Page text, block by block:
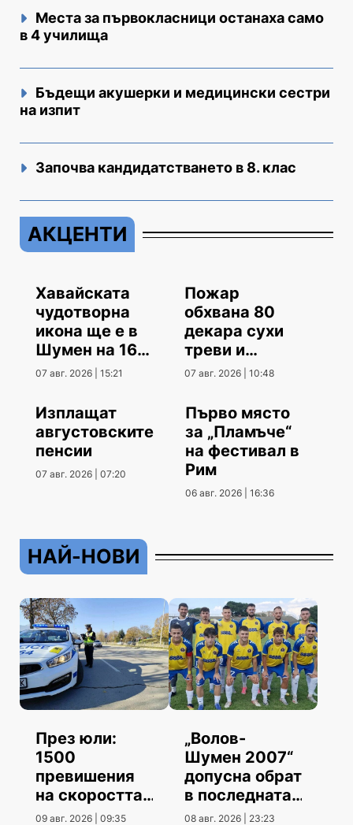
Места за първокласници останаха само
в 4 училища
Бъдещи акушерки и медицински сестри
на изпит
Започва кандидатстването в 8. клас
АКЦЕНТИ
Хавайската
чудотворна
икона ще е в
Шумен на 16
август
07 авг. 2026 | 15:21
Пожар
обхвана 80
декара сухи
треви и
храсти
07 авг. 2026 | 10:48
Изплащат
августовските
пенсии
07 авг. 2026 | 07:20
Първо място
за „Пламъче“
на фестивал в
Рим
06 авг. 2026 | 16:36
НАЙ-НОВИ
През юли:
1500
превишения
на скоростта
повече от юни
09 авг. 2026 | 09:35
„Волов-
Шумен 2007“
допусна обрат
в последната
контрола
08 авг. 2026 | 23:23